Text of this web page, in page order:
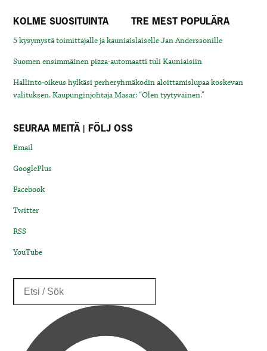
KOLME SUOSITUINTA TRE MEST POPULÄRA
5 kysymystä toimittajalle ja kauniaislaiselle Jan Anderssonille
Suomen ensimmäinen pizza-automaatti tuli Kauniaisiin
Hallinto-oikeus hylkäsi perheryhmäkodin aloittamislupaa koskevan
valituksen. Kaupunginjohtaja Masar: “Olen tyytyväinen.”
SEURAA MEITÄ | FÖLJ OSS
Email
GooglePlus
Facebook
Twitter
RSS
YouTube